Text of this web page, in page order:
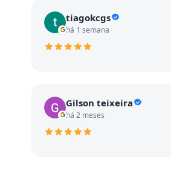
tiagokcgs
há 1 semana
Gilson teixeira
há 2 meses